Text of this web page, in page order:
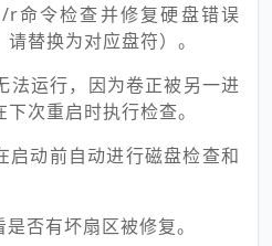
命令检查并修复硬盘错误
请替换为对应盘符）。
运行，因为卷正被另一进
次重启时执行检查。
启动前自动进行磁盘检查和
否有坏扇区被修复。